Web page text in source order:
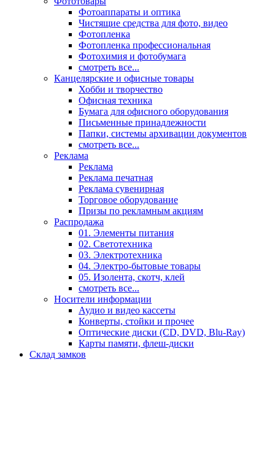
Фотоаппараты и оптика
Чистящие средства для фото, видео
Фотопленка
Фотопленка профессиональная
Фотохимия и фотобумага
смотреть все...
Канцелярские и офисные товары
Хобби и творчество
Офисная техника
Бумага для офисного оборудования
Письменные принадлежности
Папки, системы архивации документов
смотреть все...
Реклама
Реклама
Реклама печатная
Реклама сувенирная
Торговое оборудование
Призы по рекламным акциям
Распродажа
01. Элементы питания
02. Светотехника
03. Электротехника
04. Электро-бытовые товары
05. Изолента, скотч, клей
смотреть все...
Носители информации
Аудио и видео кассеты
Конверты, стойки и прочее
Оптические диски (CD, DVD, Blu-Ray)
Карты памяти, флеш-диски
Склад замков